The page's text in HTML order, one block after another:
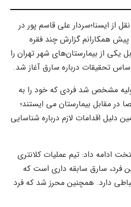
از ایسنا؛سردار علی قاسم پور در
همکارانم گزارش چند فقره
یکی از بیمارستان‌های شهر تهران را
تحقیقات درباره سارق آغاز شد.
مشخص شد فردی که خود را به
مقابل بیمارستان می ایستند؛
اقدامات لازم درباره شناسایی
ادامه داد: تیم عملیات کلانتری
این فرد، سارق سابقه داری است که
دارد. همچنین محرز شد که فرد